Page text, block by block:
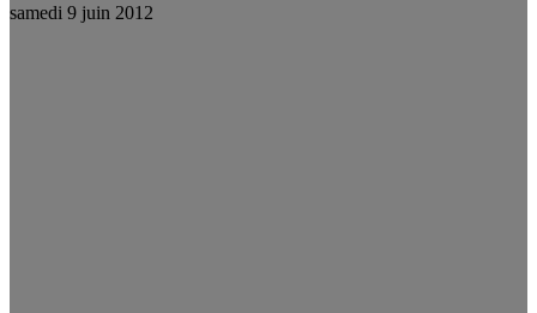
samedi 9 juin 2012